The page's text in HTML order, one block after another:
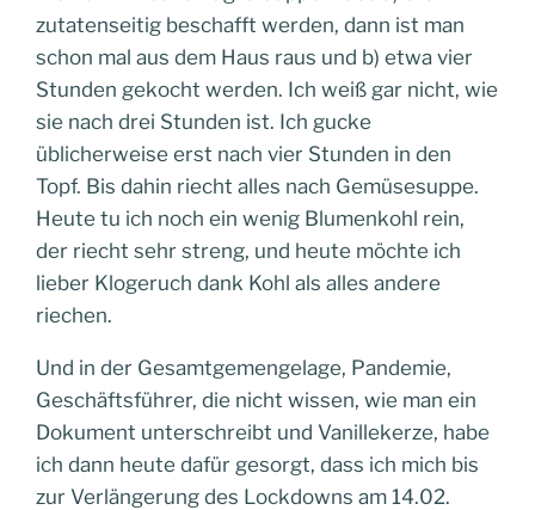
zutatenseitig beschafft werden, dann ist man
schon mal aus dem Haus raus und b) etwa vier
Stunden gekocht werden. Ich weiß gar nicht, wie
sie nach drei Stunden ist. Ich gucke
üblicherweise erst nach vier Stunden in den
Topf. Bis dahin riecht alles nach Gemüsesuppe.
Heute tu ich noch ein wenig Blumenkohl rein,
der riecht sehr streng, und heute möchte ich
lieber Klogeruch dank Kohl als alles andere
riechen.
Und in der Gesamtgemengelage, Pandemie,
Geschäftsführer, die nicht wissen, wie man ein
Dokument unterschreibt und Vanillekerze, habe
ich dann heute dafür gesorgt, dass ich mich bis
zur Verlängerung des Lockdowns am 14.02.